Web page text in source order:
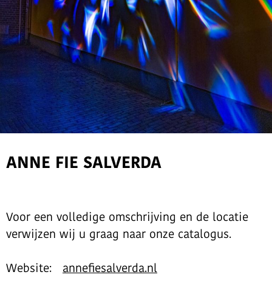
ANNE FIE SALVERDA
Voor een volledige omschrijving en de locatie
verwijzen wij u graag naar onze catalogus.
Website: annefiesalverda.nl